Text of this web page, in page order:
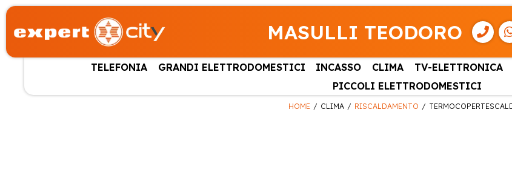
MASULLI TEODORO
TELEFONIA GRANDI ELETTRODOMESTICI INCASSO CLIMA TV-ELETTRONICA
PICCOLI ELETTRODOMESTICI
HOME CLIMA RISCALDAMENTO